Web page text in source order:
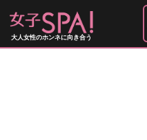
大人女性のホンネに向き合う